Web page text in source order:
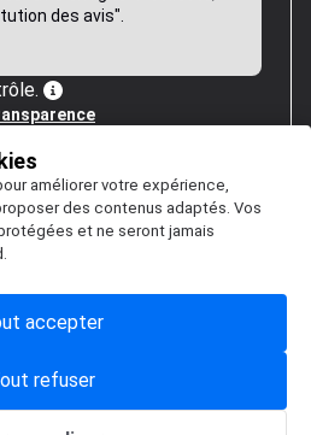
des avis".
améliorer votre expérience,
des contenus adaptés. Vos
et ne seront jamais
refuser
accepter